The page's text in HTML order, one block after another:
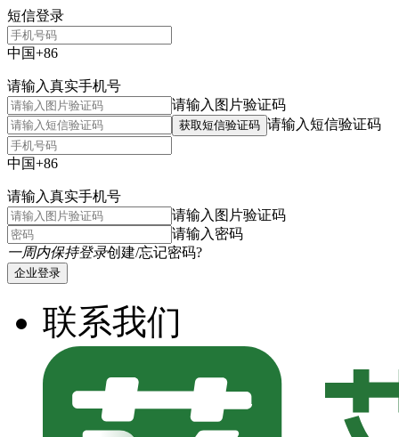
短信登录
中国+86
请输入真实手机号
请输入图片验证码
获取短信验证码 请输入短信验证码
中国+86
请输入真实手机号
请输入图片验证码
请输入密码
一周内保持登录创建/忘记密码?
企业登录
联系我们